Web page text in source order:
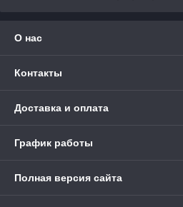
О нас
Контакты
Доставка и оплата
График работы
Полная версия сайта